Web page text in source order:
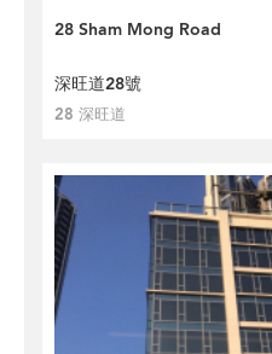
28 Sham Mong Road
深旺道28號
28 深旺道